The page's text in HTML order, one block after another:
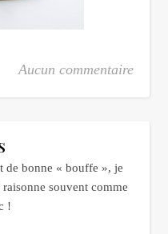
Aucun commentaire
de bonne « bouffe », je
souvent comme
!